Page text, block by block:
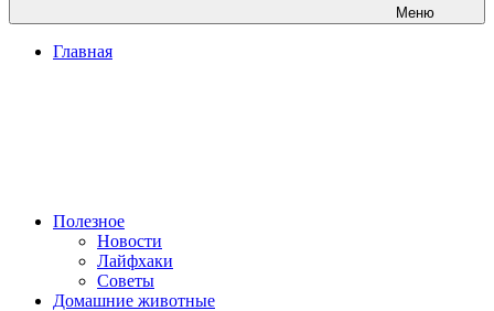
Меню
Главная
Полезное
Новости
Лайфхаки
Советы
Домашние животные